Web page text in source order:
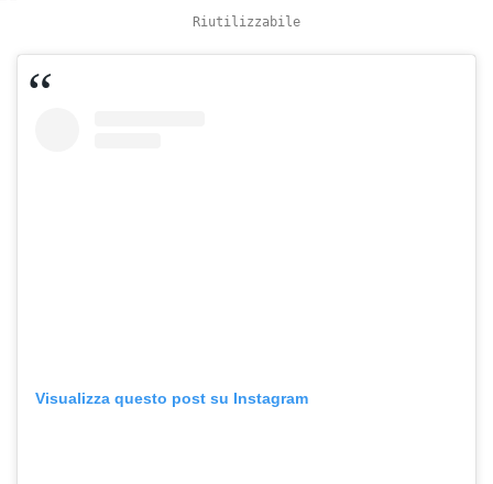
Riutilizzabile
Visualizza questo post su Instagram